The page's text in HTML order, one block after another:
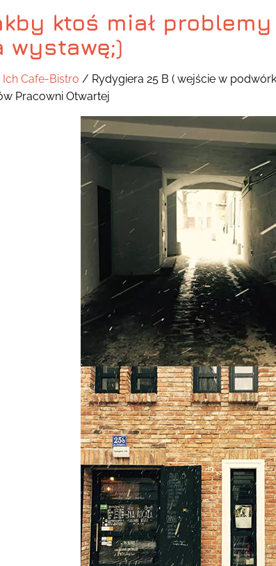
ktoś miał
wystawę;)
Ich Cafe-Bistro / Rydygiera 25 B ( wejście w
Pracowni Otwartej